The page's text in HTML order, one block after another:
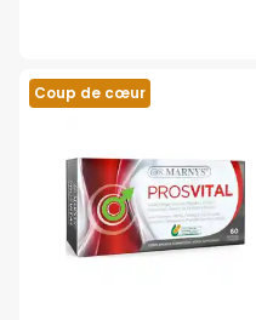
Coup de cœur